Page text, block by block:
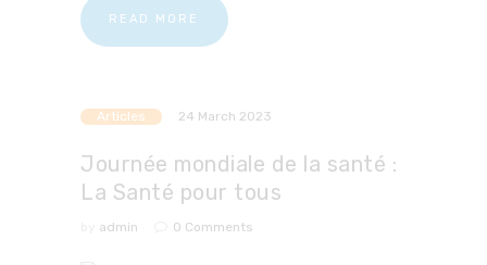
READ MORE
Articles 24 March 2023
Journée mondiale de la santé :
La Santé pour tous
admin 0 Comments